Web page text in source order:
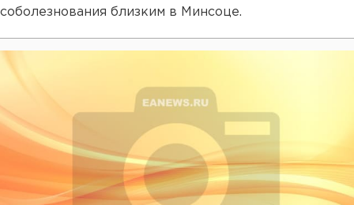
соболезнования близким в Минсоце.